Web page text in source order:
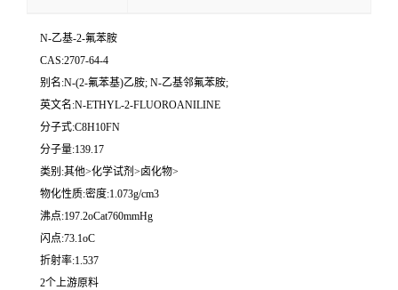
N-乙基-2-氟苯胺
CAS:2707-64-4
别名:N-(2-氟苯基)乙胺; N-乙基邻氟苯胺;
英文名:N-ETHYL-2-FLUOROANILINE
分子式:C8H10FN
分子量:139.17
类别:其他>化学试剂>卤化物>
物化性质:密度:1.073g/cm3
沸点:197.2oCat760mmHg
闪点:73.1oC
折射率:1.537
2个上游原料